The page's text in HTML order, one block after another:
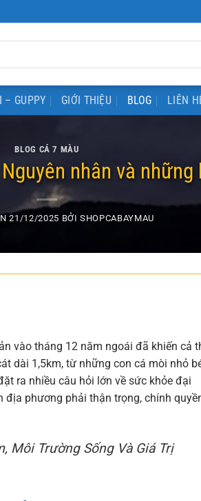
– GUPPY GIỚI THIỆU BLOG LIÊN
BLOG CÁ 7 MÀU
nhân và
21/12/2025 BỞISHOPCABAYMAU
vào tháng 12 năm ngoái đã khiến cả
dài 1,5km, từ những con cá mòi nhỏ
ra nhiều câu hỏi lớn về sức khỏe đại
phương phải thận trọng, chính
Môi Trường Sống Và Giá Trị